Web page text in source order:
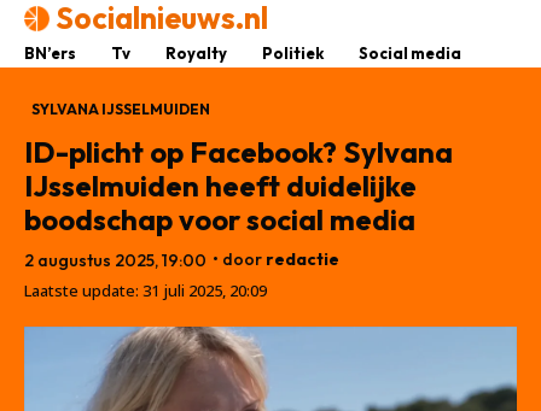
Socialnieuws.nl
BN’ers Tv Royalty Politiek Social media
SYLVANA IJSSELMUIDEN
ID-plicht op Facebook? Sylvana
IJsselmuiden heeft duidelijke
boodschap voor social media
2 augustus 2025, 19:00 • door redactie
Laatste update: 31 juli 2025, 20:09